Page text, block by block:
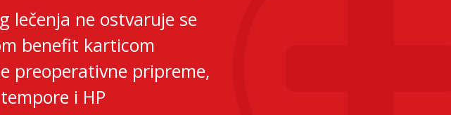
lečenja ne ostvaruje se
benefit karticom
preoperativne pripreme,
i HP